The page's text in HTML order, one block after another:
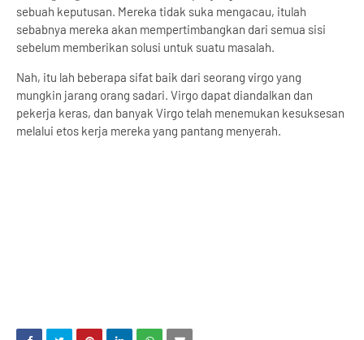
sebuah keputusan. Mereka tidak suka mengacau, itulah
sebabnya mereka akan mempertimbangkan dari semua sisi
sebelum memberikan solusi untuk suatu masalah.
Nah, itu lah beberapa sifat baik dari seorang virgo yang
mungkin jarang orang sadari. Virgo dapat diandalkan dan
pekerja keras, dan banyak Virgo telah menemukan kesuksesan
melalui etos kerja mereka yang pantang menyerah.